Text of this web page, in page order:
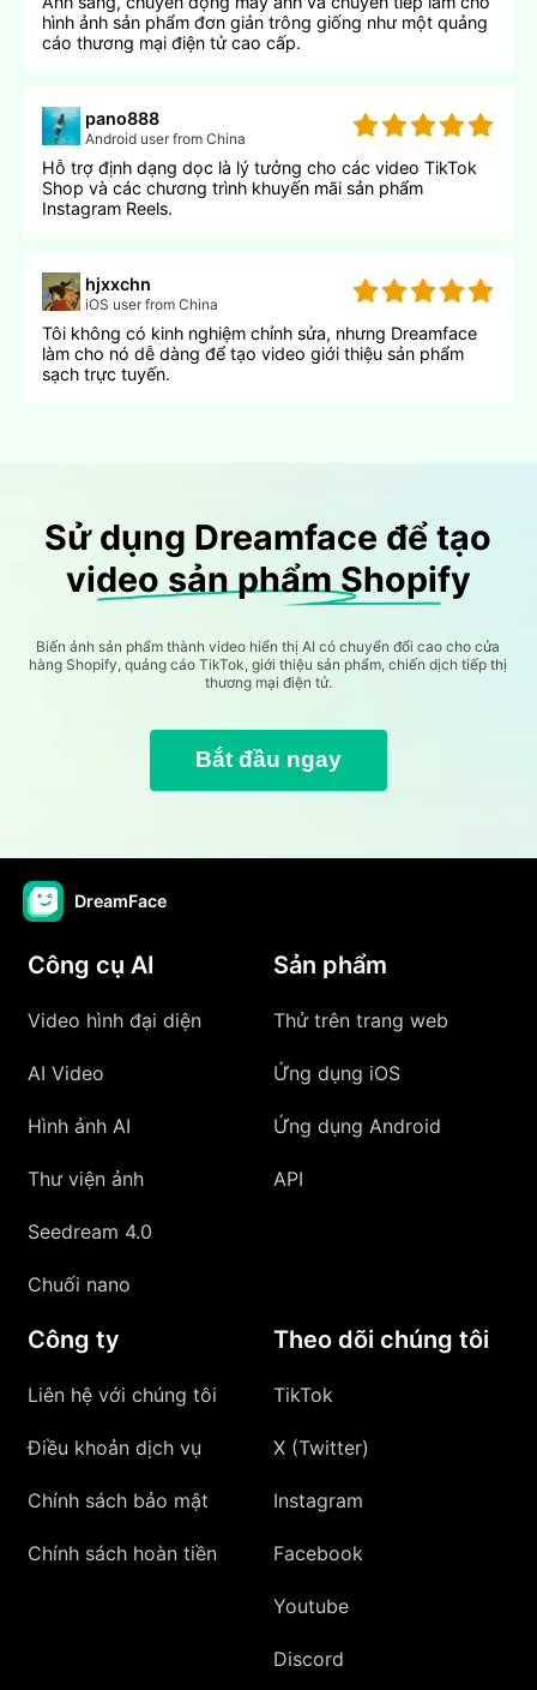
hình ảnh sản phẩm đơn giản trông giống như một quảng
cáo thương mại điện tử cao cấp.
pano888
Android user from China
Hỗ trợ định dạng dọc là lý tưởng cho các video TikTok
Shop và các chương trình khuyến mãi sản phẩm
Instagram Reels.
hjxxchn
iOS user from China
Tôi không có kinh nghiệm chỉnh sửa, nhưng Dreamface
làm cho nó dễ dàng để tạo video giới thiệu sản phẩm
sạch trực tuyến.
Sử dụng Dreamface để tạo
video sản phẩm Shopify
Biến ảnh sản phẩm thành video hiển thị AI có chuyển đổi cao cho cửa
hàng Shopify, quảng cáo TikTok, giới thiệu sản phẩm, chiến dịch tiếp thị
thương mại điện tử.
Bắt đầu ngay
DreamFace
Công cụ AI
Video hình đại diện
AI Video
Hình ảnh AI
Thư viện ảnh
Seedream 4.0
Chuối nano
Sản phẩm
Thử trên trang web
Ứng dụng iOS
Ứng dụng Android
API
Công ty
Liên hệ với chúng tôi
Điều khoản dịch vụ
Chính sách bảo mật
Chính sách hoàn tiền
Theo dõi chúng tôi
TikTok
X (Twitter)
Instagram
Facebook
Youtube
Discord